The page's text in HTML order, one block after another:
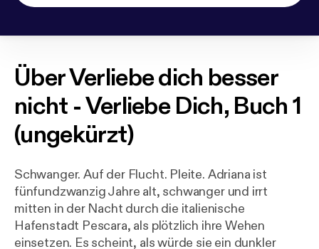
ÜberVerliebe dich besser
nicht - Verliebe Dich, Buch 1
(ungekürzt)
Schwanger. Auf der Flucht. Pleite. Adriana ist
fünfundzwanzig Jahre alt, schwanger und irrt
mitten in der Nacht durch die italienische
Hafenstadt Pescara, als plötzlich ihre Wehen
einsetzen. Es scheint, als würde sie ein dunkler